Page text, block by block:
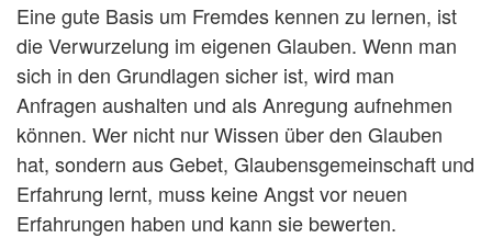
Eine gute Basis um Fremdes kennen zu lernen, ist
die Verwurzelung im eigenen Glauben. Wenn man
sich in den Grundlagen sicher ist, wird man
Anfragen aushalten und als Anregung aufnehmen
können. Wer nicht nur Wissen über den Glauben
hat, sondern aus Gebet, Glaubensgemeinschaft und
Erfahrung lernt, muss keine Angst vor neuen
Erfahrungen haben und kann sie bewerten.